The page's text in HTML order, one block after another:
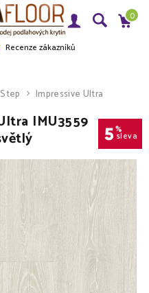
Recenze zákazníků
0
Impressive Ultra
IMU3559
5 %
sleva